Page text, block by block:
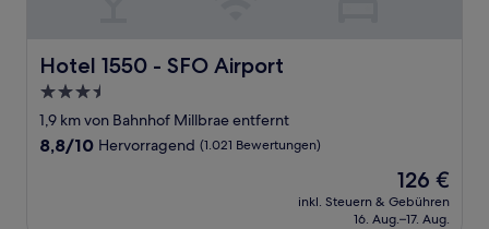
Hotel 1550 - SFO Airport
Hotel 1550 - SFO Airport
3.5-
Sterne-
Unterkunft
1,9 km von Bahnhof Millbrae entfernt
8.8
8,8/10 Hervorragend (1.021 Bewertungen)
Der
Preis
beträgt
126 €
inkl. Steuern & Gebühren
16. Aug.–17. Aug.